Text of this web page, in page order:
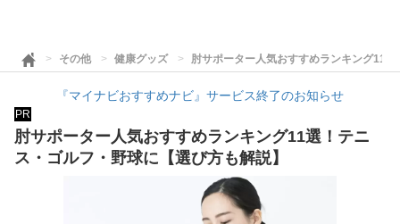
その他 健康グッズ 肘サポーター人気おすすめランキング11
『マイナビおすすめナビ』サービス終了のお知らせ
PR
肘サポーター人気おすすめランキング11選！テニ
ス・ゴルフ・野球に【選び方も解説】